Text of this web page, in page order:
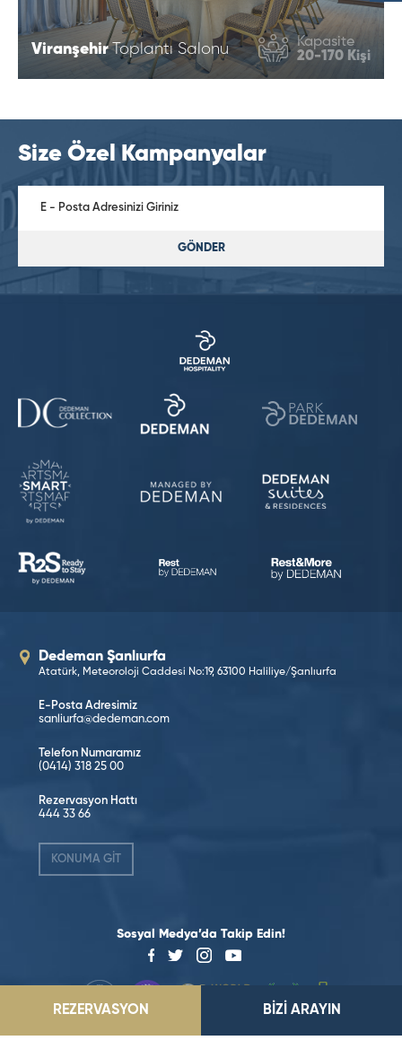
ViranşehirToplantı Salonu
Kapasite
20-170 Kişi
Size Özel Kampanyalar
GÖNDER
Dedeman Şanlıurfa
Atatürk, Meteoroloji Caddesi No:19, 63100 Haliliye/Şanlıurfa
E-Posta Adresimiz
sanliurfa@dedeman.com
Telefon Numaramız
(0414) 318 25 00
Rezervasyon Hattı
444 33 66
KONUMA GİT
Sosyal Medya’da Takip Edin!
REZERVASYON BİZİ ARAYIN